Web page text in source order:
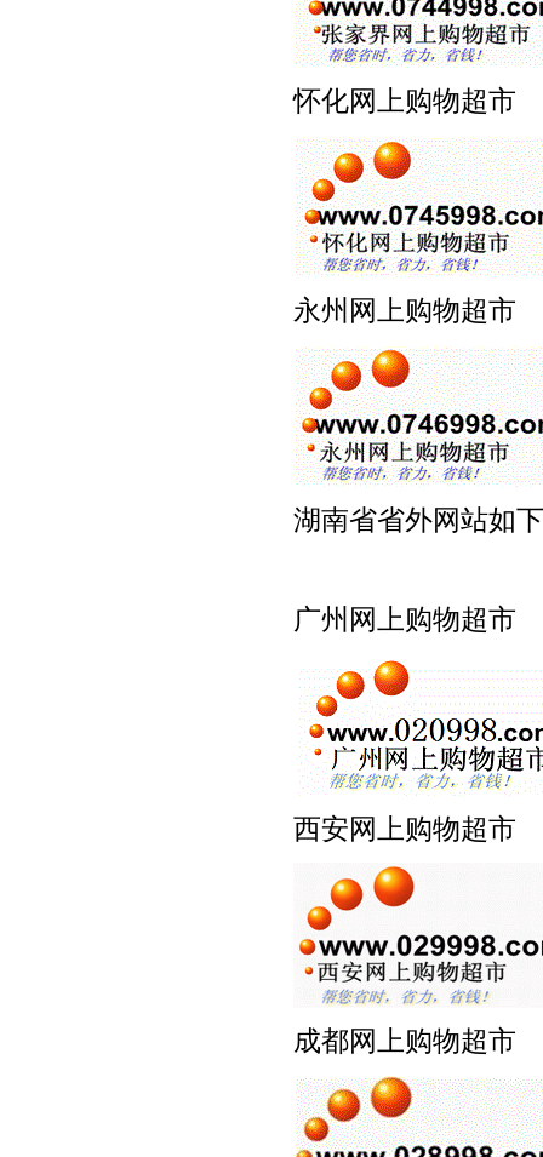
怀化网上购物超市
永州网上购物超市
湖南省省外网站如下
广州网上购物超
西安网上购物超
成都网上购物超